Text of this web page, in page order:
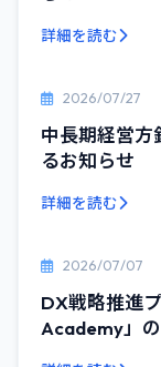
詳細を読む
2026/07/27
中長期経営
るお知らせ
詳細を読む
2026/07/07
DX戦略推進
Academy」